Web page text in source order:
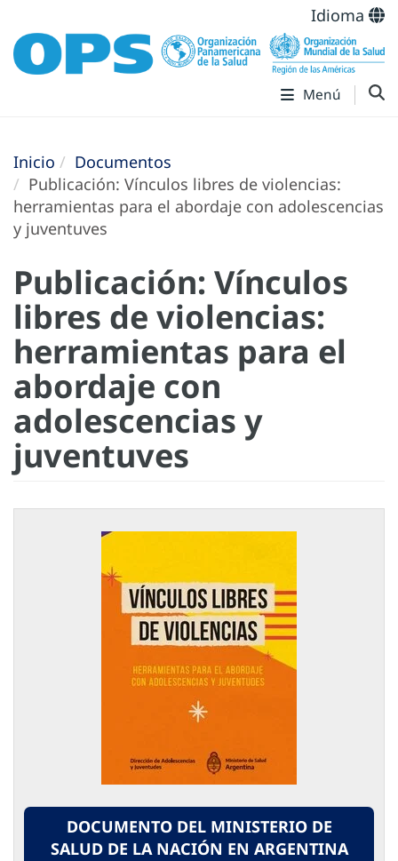
Idioma
Menú
Inicio
Documentos
Publicación: Vínculos libres de violencias:
herramientas para el abordaje con adolescencias
y juventuves
Publicación: Vínculos
libres de violencias:
herramientas para el
abordaje con
adolescencias y
juventuves
DOCUMENTO DEL MINISTERIO DE
SALUD DE LA NACIÓN EN ARGENTINA